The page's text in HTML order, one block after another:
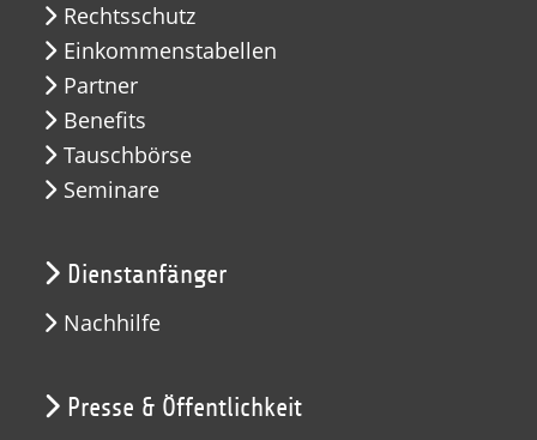
Rechtsschutz
Einkommenstabellen
Partner
Benefits
Tauschbörse
Seminare
Dienstanfänger
Nachhilfe
Presse & Öffentlichkeit